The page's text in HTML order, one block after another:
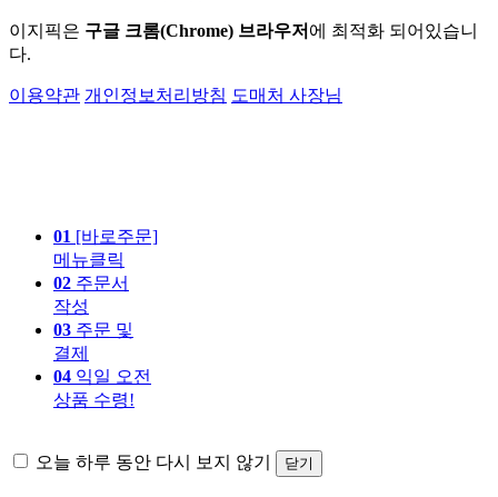
이지픽은 구글 크롬(Chrome) 브라우저 에 최적화 되어있습니
다.
이용약관 개인정보처리방침 도매처 사장님
01 [바로주문]
메뉴클릭
02 주문서
작성
03 주문 및
결제
04 익일 오전
상품 수령!
오늘 하루 동안 다시 보지 않기 닫기